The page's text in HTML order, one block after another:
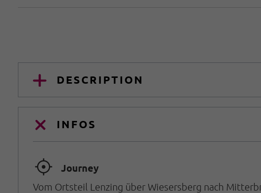
DESCRIPTION
INFOS
🞞 Journey
Vom Ortsteil Lenzing über Wiesersberg nach